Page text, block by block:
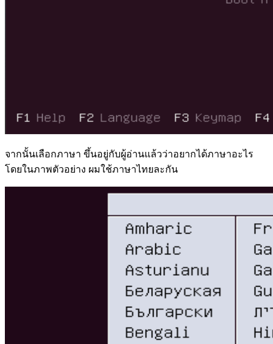
จากนั้นเลือกภาษา ขึ้นอยู่กับผู้อ่านแล้วว่าอยากได้ภาษาอะไร
โดยในภาพตัวอย่าง ผมใช้ภาษาไทยละกัน